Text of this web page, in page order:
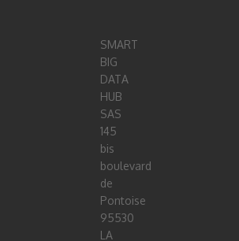
SMART
BIG
DATA
HUB
SAS
145
bis
boulevard
de
Pontoise
95530
LA